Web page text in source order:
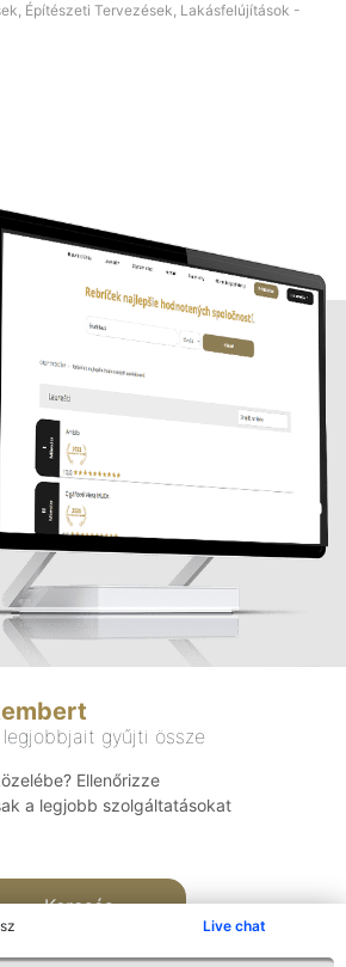
Live chat
Építészeti Tervezések, Lakásfelújítások -
gyűjti össze
Ellenőrizze
a legjobb szolgáltatásokat
Keresés